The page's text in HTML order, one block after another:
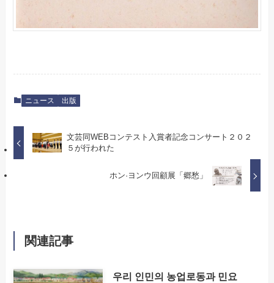
ニュース 出版
文芸同WEBコンテスト入賞者記念コンサート２０２
５が行われた
ホン·ヨンウ回顧展「郷愁」
関連記事
우리 인민의 농업로동과 민요